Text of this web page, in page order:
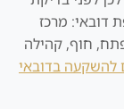
דובאי: מרכז
חוף, קהילה
להשקעה בדובאי